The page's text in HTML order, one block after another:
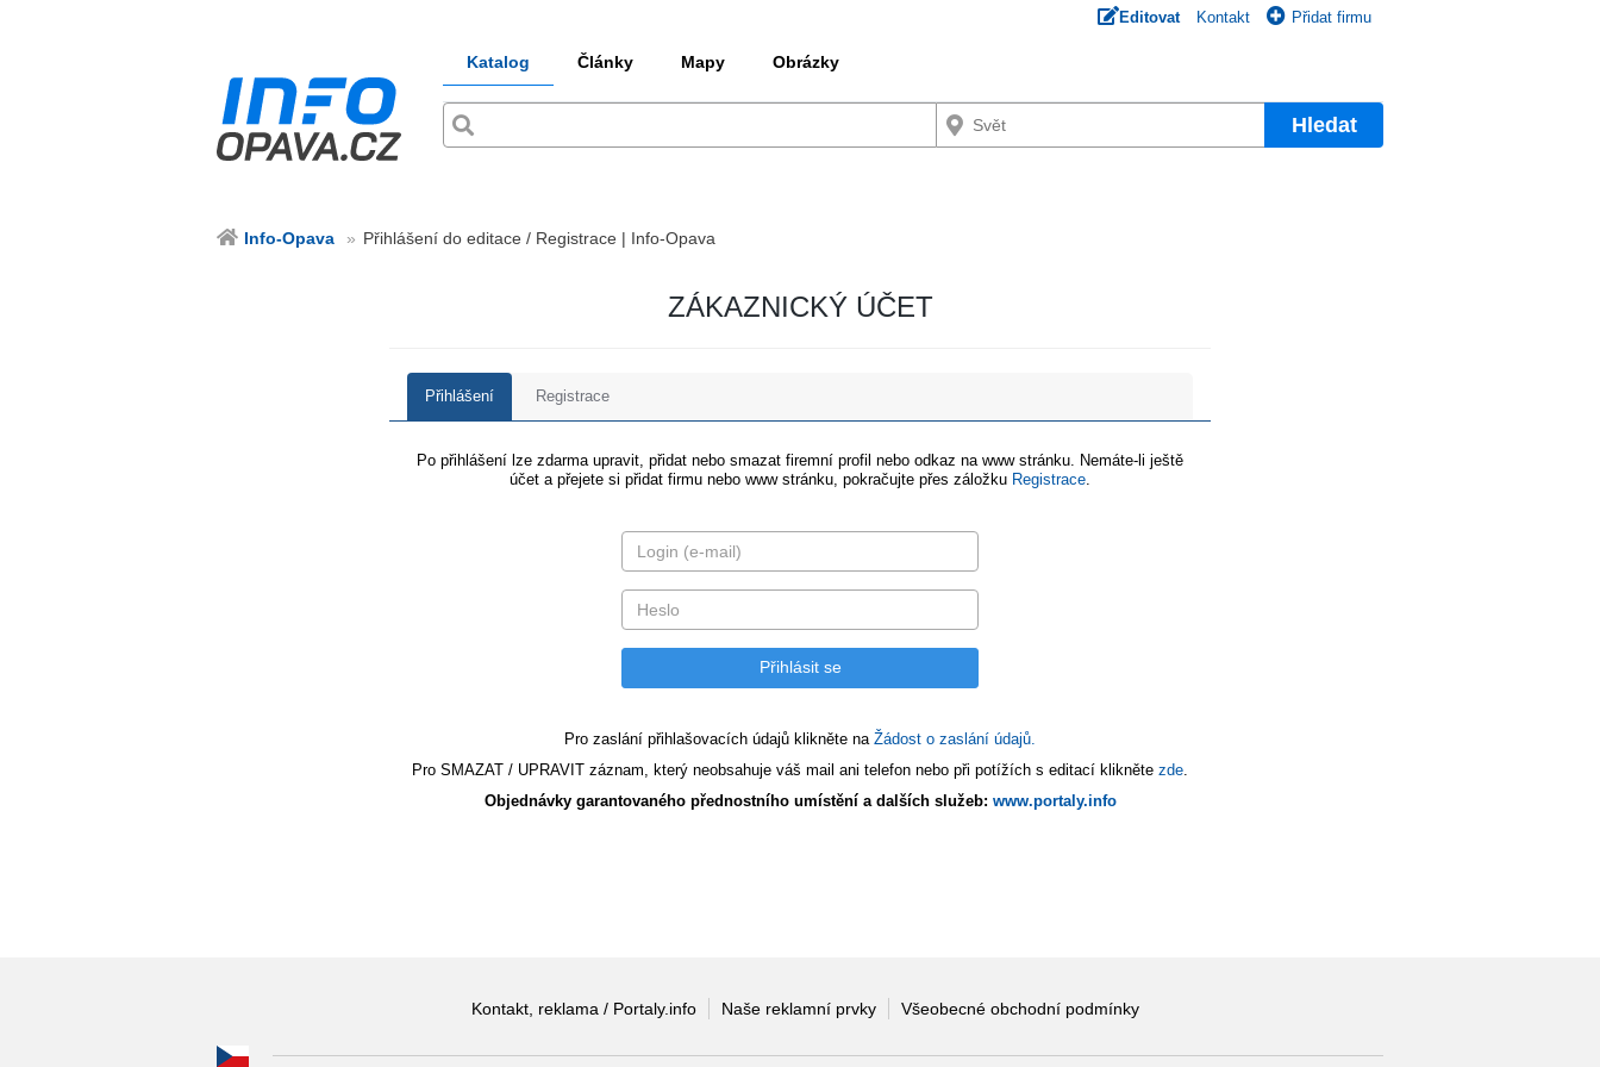
Editovat Kontakt Přidat firmu
Katalog Články Mapy Obrázky
Hledat
Info-Opava Přihlášení do editace / Registrace | Info-Opava
ZÁKAZNICKÝ ÚČET
Přihlášení Registrace
Po přihlášení lze zdarma upravit, přidat nebo smazat firemní profil nebo odkaz na www stránku. Nemáte-li ještě
účet a přejete si přidat firmu nebo www stránku, pokračujte přes záložku Registrace
Pro zaslání přihlašovacích údajů klikněte na Žádost o zaslání údajů.
Pro SMAZAT / UPRAVIT záznam, který neobsahuje váš mail ani telefon nebo při potížích s editací klikněte zde
Objednávky garantovaného přednostního umístění a dalších služeb: www.portaly.info
Kontakt, reklama / Portaly.info Naše reklamní prvky Všeobecné obchodní podmínky